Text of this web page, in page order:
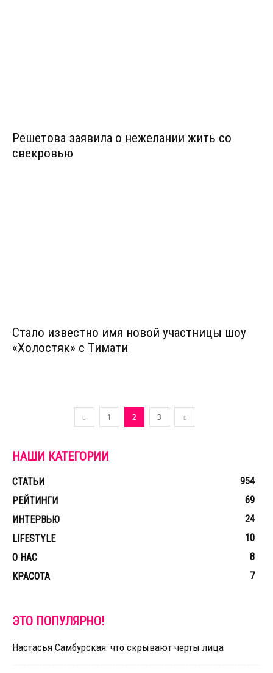
Решетова заявила о нежелании жить со
свекровью
Стало известно имя новой участницы шоу
«Холостяк» с Тимати
1 2 3
НАШИ КАТЕГОРИИ
СТАТЬИ
954
РЕЙТИНГИ
69
ИНТЕРВЬЮ
24
LIFESTYLE
10
О НАС
8
КРАСОТА
7
ЭТО ПОПУЛЯРНО!
Настасья Самбурская: что скрывают черты лица